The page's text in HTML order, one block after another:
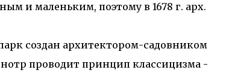
и маленьким, поэтому в 1678 г. арх.
создан архитектором-садовником
проводит принцип классицизма -